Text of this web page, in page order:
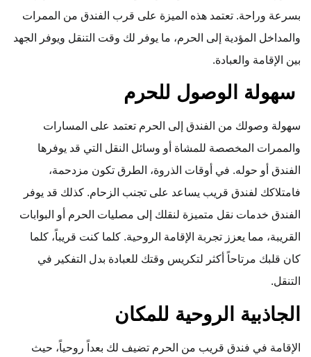
بسرعة وراحة. تعتمد هذه الميزة على قرب الفندق من الممرات
والمداخل المؤدية إلى الحرم، ما يوفر لك وقت التنقل ويوفر الجهد
بين الإقامة والعبادة.
سهولة الوصول للحرم
سهولة وصولك من الفندق إلى الحرم تعتمد على المسارات
والممرات المخصصة للمشاة أو وسائل النقل التي قد يوفرها
الفندق أو حوله. في أوقات الذروة، الطرق تكون مزدحمة،
فامتلاكك لفندق قريب يساعد على تجنب الزحام. كذلك قد يوفر
الفندق خدمات نقل متميزة لنقلك إلى مصليات الحرم أو البوابات
القريبة، مما يعزز تجربة الإقامة الروحية. كلما كنت قريباً، كلما
كان قلبك مرتاحاً أكثر لتكريس وقتك للعبادة بدل التفكير في
التنقل.
الجاذبية الروحية للمكان
الإقامة في فندق قريب من الحرم تضيف لك بعداً روحياً، حيث